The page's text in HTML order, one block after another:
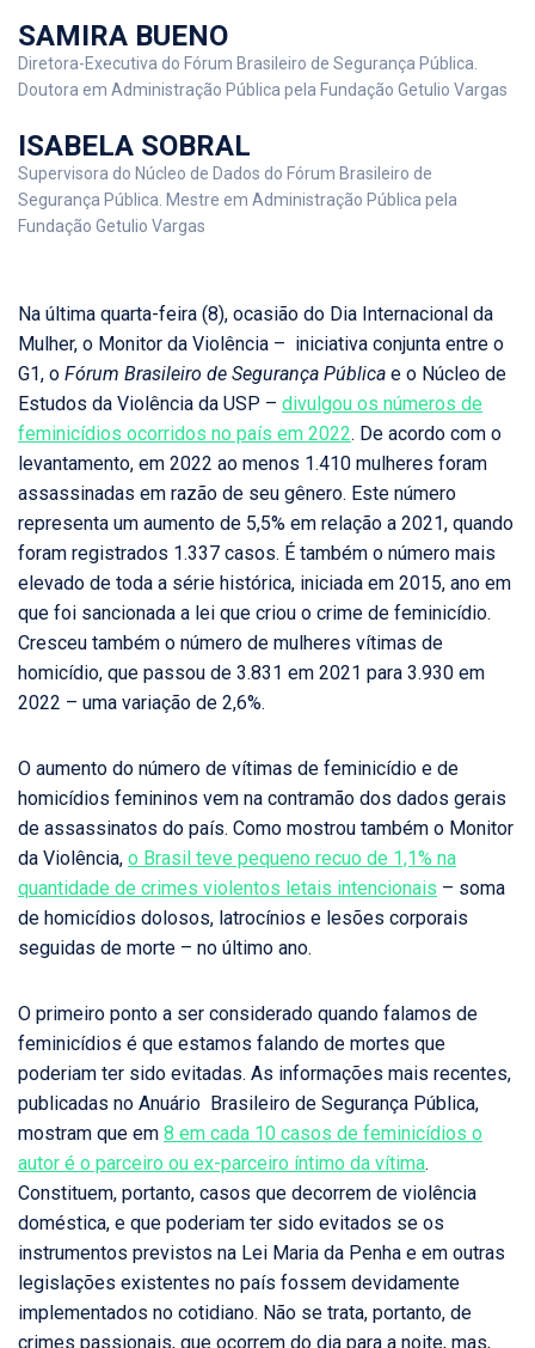
SAMIRA BUENO
Diretora-Executiva do Fórum Brasileiro de Segurança Pública.
Doutora em Administração Pública pela Fundação Getulio Vargas
ISABELA SOBRAL
Supervisora do Núcleo de Dados do Fórum Brasileiro de
Segurança Pública. Mestre em Administração Pública pela
Fundação Getulio Vargas
Na última quarta-feira (8), ocasião do Dia Internacional da
Mulher, o Monitor da Violência – iniciativa conjunta entre o
G1, o Fórum Brasileiro de Segurança Pública e o Núcleo de
Estudos da Violência da USP – divulgou os números de
feminicídios ocorridos no país em 2022. De acordo com o
levantamento, em 2022 ao menos 1.410 mulheres foram
assassinadas em razão de seu gênero. Este número
representa um aumento de 5,5% em relação a 2021, quando
foram registrados 1.337 casos. É também o número mais
elevado de toda a série histórica, iniciada em 2015, ano em
que foi sancionada a lei que criou o crime de feminicídio.
Cresceu também o número de mulheres vítimas de
homicídio, que passou de 3.831 em 2021 para 3.930 em
2022 – uma variação de 2,6%.
O aumento do número de vítimas de feminicídio e de
homicídios femininos vem na contramão dos dados gerais
de assassinatos do país. Como mostrou também o Monitor
da Violência, o Brasil teve pequeno recuo de 1,1% na
quantidade de crimes violentos letais intencionais – soma
de homicídios dolosos, latrocínios e lesões corporais
seguidas de morte – no último ano.
O primeiro ponto a ser considerado quando falamos de
feminicídios é que estamos falando de mortes que
poderiam ter sido evitadas. As informações mais recentes,
publicadas no Anuário Brasileiro de Segurança Pública,
mostram que em 8 em cada 10 casos de feminicídios o
autor é o parceiro ou ex-parceiro íntimo da vítima.
Constituem, portanto, casos que decorrem de violência
doméstica, e que poderiam ter sido evitados se os
instrumentos previstos na Lei Maria da Penha e em outras
legislações existentes no país fossem devidamente
implementados no cotidiano. Não se trata, portanto, de
crimes passionais, que ocorrem do dia para a noite, mas,